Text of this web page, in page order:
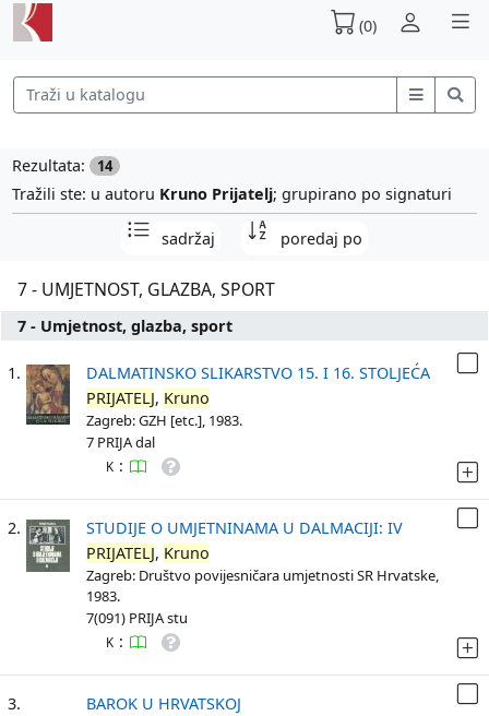
(0)
Rezultata: 14
Tražili ste: u autoru Kruno Prijatelj; grupirano po signaturi
sadržaj poredaj po
7 - UMJETNOST, GLAZBA, SPORT
7 - Umjetnost, glazba, sport
1.
DALMATINSKO SLIKARSTVO 15. I 16. STOLJEĆA
PRIJATELJ, Kruno
Zagreb: GZH [etc.], 1983.
7 PRIJA dal
K :
2.
STUDIJE O UMJETNINAMA U DALMACIJI: IV
PRIJATELJ, Kruno
Zagreb: Društvo povijesničara umjetnosti SR Hrvatske,
1983.
7(091) PRIJA stu
K :
3.
BAROK U HRVATSKOJ